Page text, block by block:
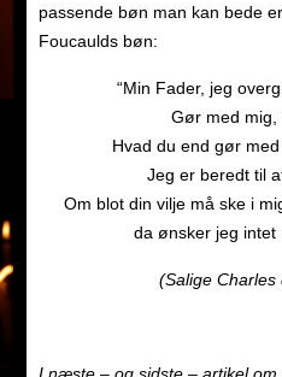
passende bøn man kan bede
Foucaulds bøn:
“Min Fader, jeg
Gør med mig,
Hvad du end gør
Jeg er beredt til
Om blot din vilje må ske i
da ønsker jeg intet
(Salige Charles
I næste – og sidste – artikel om